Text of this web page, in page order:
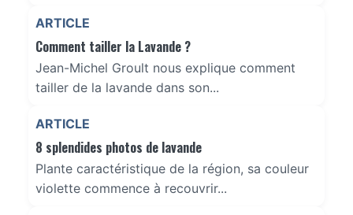
ARTICLE
Comment tailler la Lavande ?
Jean-Michel Groult nous explique comment
tailler de la lavande dans son...
ARTICLE
8 splendides photos de lavande
Plante caractéristique de la région, sa couleur
violette commence à recouvrir...